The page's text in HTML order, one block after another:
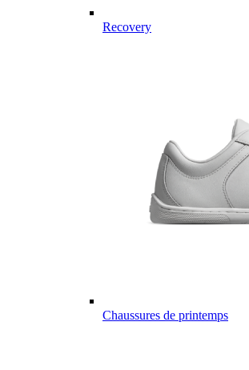
Recovery
Chaussures de printemps